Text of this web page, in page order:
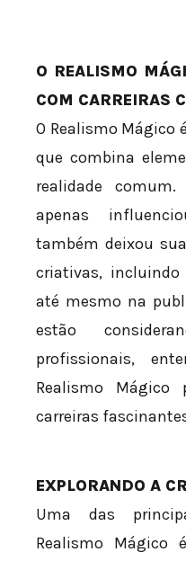
O REALISMO
COM CARREIRAS
O Realismo
que combina
realidade
apenas
também deixou
criativas,
até mesmo na
estão
profissionais,
Realismo Mágico
carreiras
EXPLORANDO A
Uma das
Realismo Mágico